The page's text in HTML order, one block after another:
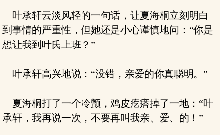
叶承轩云淡风轻的一句话，让夏海桐立刻明白
到事情的严重性，但她还是小心谨慎地问：“你是
想让我到叶氏上班？”
叶承轩高兴地说：“没错，亲爱的你真聪明。”
夏海桐打了一个冷颤，鸡皮疙瘩掉了一地：“叶
承轩，我再说一次，不要再叫我亲、爱、的！”